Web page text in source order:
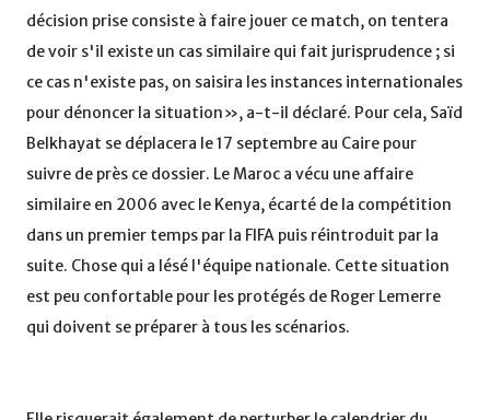
décision prise consiste à faire jouer ce match, on tentera
de voir s'il existe un cas similaire qui fait jurisprudence ; si
ce cas n'existe pas, on saisira les instances internationales
pour dénoncer la situation», a-t-il déclaré. Pour cela, Saïd
Belkhayat se déplacera le 17 septembre au Caire pour
suivre de près ce dossier. Le Maroc a vécu une affaire
similaire en 2006 avec le Kenya, écarté de la compétition
dans un premier temps par la FIFA puis réintroduit par la
suite. Chose qui a lésé l'équipe nationale. Cette situation
est peu confortable pour les protégés de Roger Lemerre
qui doivent se préparer à tous les scénarios.